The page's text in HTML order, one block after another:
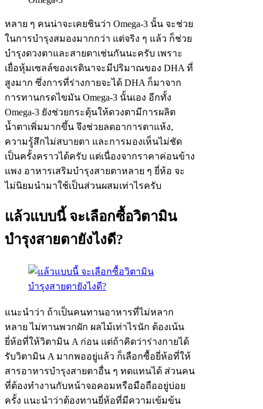
หลาย ๆ คนน่าจะเคยชินว่า Omega-3 นั้น จะช่วย
ในการบำรุงสมองมากกว่า แต่จริง ๆ แล้ว ก็ช่วย
บำรุงดวงตาและสายตาเช่นกันนะครับ เพราะ
เยื่อหุ้มเซลล์ของเรตินาจะมีปริมาณของ DHA ที่
สูงมาก ซึ่งการที่ร่างกายจะได้ DHA ก็มาจาก
การทานกรดไขมัน Omega-3 นั้นเอง อีกทั้ง
Omega-3 ยังช่วยกระตุ้นให้ดวงตามีการผลิต
น้ำตาเพิ่มมากขึ้น จึงช่วยลดอาการตาแห้ง,
ความรู้สึกไม่สบายตา และการมองเห็นไม่ชัด
เป็นครั้งคราวได้ครับ แต่เนื่องจากราคาค่อนข้าง
แพง อาหารเสริมบำรุงสายตาหลาย ๆ ยี่ห้อ จะ
ไม่นิยมนำมาใช้เป็นส่วนผสมเท่าไรครับ
แล้วแบบนี้ จะเลือกซื้อวิตามิน
บำรุงสายตายังไงดี?
แนะนำว่า ถ้าเป็นคนทานอาหารที่ไม่หลาก
หลาย ไม่ทานพวกผัก ผลไม้เท่าไรนัก ต้องเน้น
ยี่ห้อที่ให้วิตามิน A ก่อน แต่ถ้าคิดว่าร่างกายได้
รับวิตามิน A มากพออยู่แล้ว ก็เลือกซื้อยี่ห้อที่ให้
สารอาหารบำรุงสายตาอื่น ๆ ทดแทนได้ ส่วนคน
ที่ต้องทำงานกับหน้าจอคอมหรือมือถืออยู่บ่อย
ครั้ง แนะนำว่าต้องทานยี่ห้อที่มีความเข้มข้น